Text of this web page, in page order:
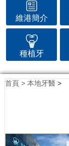
維港簡介
種植牙
首頁 > 本地牙醫>